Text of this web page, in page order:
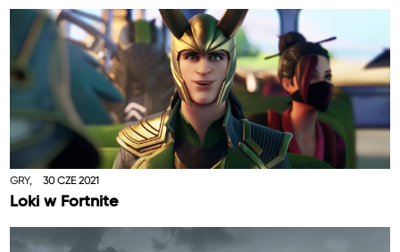
GRY, 30 CZE 2021
Loki w Fortnite